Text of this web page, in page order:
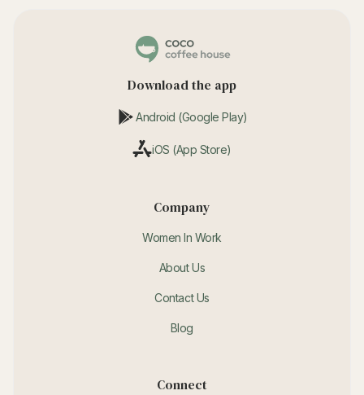
Download the app
Android (Google Play)
iOS (App Store)
Company
Women In Work
About Us
Contact Us
Blog
Connect